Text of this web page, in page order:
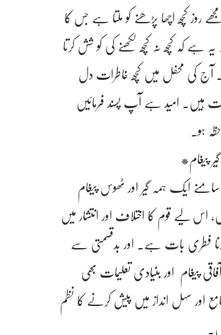
روز کچھ اچھا پڑھنے کو ملتا ہے جس کا
یہ ہے کہ کچھ نہ کچھ لکھنے کی کو شش کرتا
آج کی محفل میں کچھ خاطرات دل
ہیں. امید ہے آپ پسند فرمائیں
ہو.
ایک ہمہ گیر اور ٹھوس پیغام
اس لیے قوم کا اختلاف اور انتشار میں
فطری بات ہے. اور بدقسمتی سے
پیغام اور بنیادی تعلیمات بھی
اور سہل انداز میں پیش کرنے کا نظم